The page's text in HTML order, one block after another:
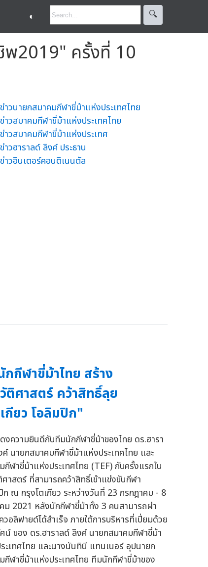
◐ 🔍︎
พ2019" ครั้งที่ 10
ข่าวนายกสมาคมกีฬาขี่ม้าแห่งประเทศไทย
ข่าวสมาคมกีฬาขี่ม้าแห่งประเทศไทย
ข่าวสมาคมกีฬาขี่ม้าแห่งประเทศ
ข่าวฮาราลด์ ลิงค์ ประธาน
ข่าวอินเตอร์คอนติเนนตัล
กีฬาขี่ม้าไทย สร้าง
ติศาสตร์ คว้าสิทธิ์ลุย
กียว โอลิมปิก"
งความยินดีกับทีมนักกีฬาขี่ม้าของไทย ดร.ฮารา
นายกสมาคมกีฬาขี่ม้าแห่งประเทศไทย และ
กีฬาขี่ม้าแห่งประเทศไทย (TEF) กับครั้งแรกใน
ศาสตร์ ที่สามารถคว้าสิทธิ์เข้าแข่งขันกีฬา
ก ณ กรุงโตเกียว ระหว่างวันที่ 23 กรกฎาคม - 8
ม 2021 หลังนักกีฬาขี่ม้าทั้ง 3 คนสามารถผ่า
วอลิฟายด์ได้สำเร็จ ภายใต้การบริหารที่เปี่ยมด้วย
น์ ของ ดร.ฮาราลด์ ลิงค์ นายกสมาคมกีฬาขี่ม้า
ะเทศไทย และนางนันทินี แทนเนอร์ อุปนายก
กีฬาขี่ม้าแห่งประเทศไทย ทีมนักกีฬาขี่ม้าของ